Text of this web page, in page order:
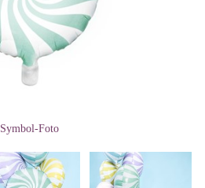
Symbol-Foto